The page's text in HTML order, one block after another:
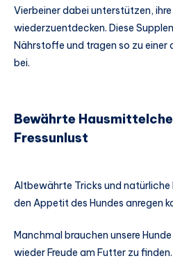
Vierbeiner dabei unterstützen, ihre
wiederzuentdecken. Diese
Nährstoffe und tragen so zu einer
bei.
Bewährte
Fressunlust
Altbewährte Tricks und
den Appetit des Hundes anregen
Manchmal brauchen unsere
wieder Freude am Futter zu